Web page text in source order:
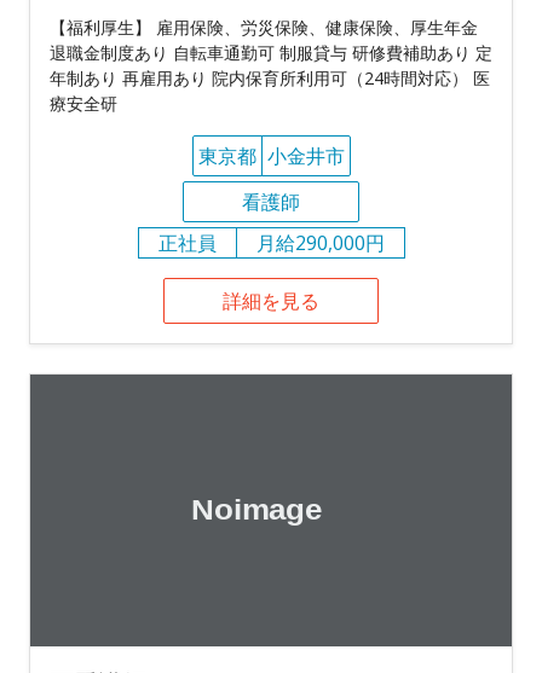
【福利厚生】 雇用保険、労災保険、健康保険、厚生年金
退職金制度あり 自転車通勤可 制服貸与 研修費補助あり 定
年制あり 再雇用あり 院内保育所利用可（24時間対応） 医
療安全研
東京都 小金井市
看護師
正社員
月給290,000円
詳細を見る